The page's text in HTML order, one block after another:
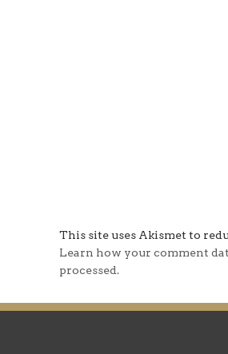
This site uses Akismet to
Learn how your comment
processed.